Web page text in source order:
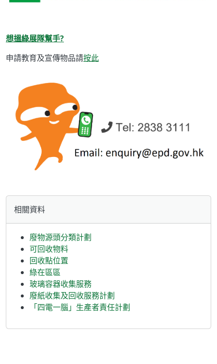
想搵綠展隊幫手?
申請教育及宣傳物品請按此
相關資料
廢物源頭分類計劃
可回收物料
回收點位置
綠在區區
玻璃容器收集服務
廢紙收集及回收服務計劃
「四電一腦」生產者責任計劃